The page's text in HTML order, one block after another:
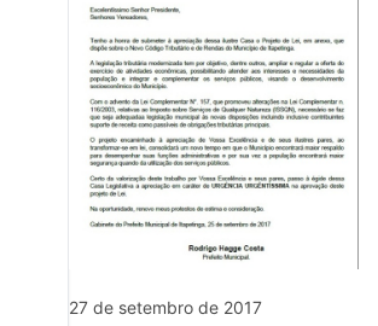
27 de setembro de 2017